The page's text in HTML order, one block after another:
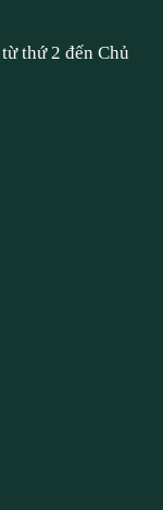
thứ 2 đến Chủ